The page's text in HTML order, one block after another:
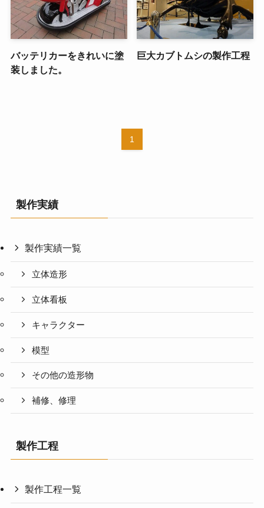
バッテリカーをきれいに塗
装しました。
巨大カブトムシの製作工程
1
製作実績
製作実績一覧
立体造形
立体看板
キャラクター
模型
その他の造形物
補修、修理
製作工程
製作工程一覧